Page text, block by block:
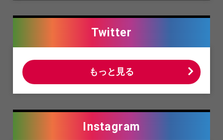
Twitter
もっと見る
Instagram